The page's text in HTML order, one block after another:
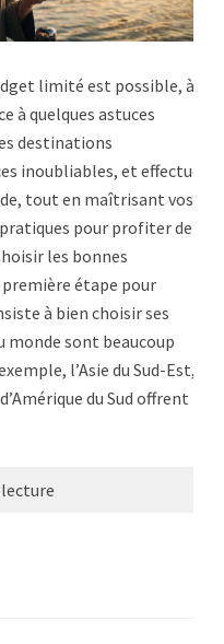
limité est possible, à
à quelques astuces
destinations
inoubliables, et effectuer
tout en maîtrisant vos
pour profiter de
les bonnes
étape pour
à bien choisir ses
monde sont beaucoup
l’Asie du Sud-Est,
du Sud offrent